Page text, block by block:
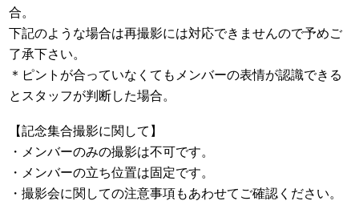
合。
下記のような場合は再撮影には対応できませんので予めご
了承下さい。
＊ピントが合っていなくてもメンバーの表情が認識できる
とスタッフが判断した場合。
【記念集合撮影に関して】
・メンバーのみの撮影は不可です。
・メンバーの立ち位置は固定です。
・撮影会に関しての注意事項もあわせてご確認ください。